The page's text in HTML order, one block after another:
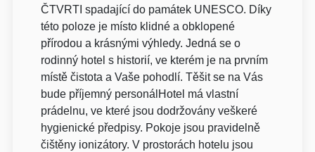
ČTVRTI spadající do památek UNESCO. Díky
této poloze je místo klidné a obklopené
přírodou a krásnými výhledy. Jedná se o
rodinný hotel s historií, ve kterém je na prvním
místě čistota a Vaše pohodlí. Těšit se na Vás
bude příjemný personálHotel má vlastní
prádelnu, ve které jsou dodržovány veškeré
hygienické předpisy. Pokoje jsou pravidelně
čištěny ionizátory. V prostorách hotelu jsou